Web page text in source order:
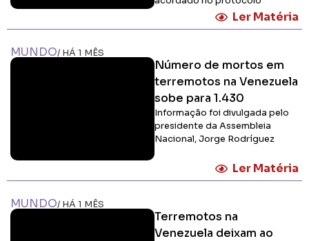
Ler Matéria
MUNDO/ HÁ 1 MÊS
Número de mortos em
terremotos na Venezuela
sobe para 1.430
Informação foi divulgada pelo
presidente da Assembleia
Nacional, Jorge Rodríguez
Ler Matéria
MUNDO/ HÁ 1 MÊS
Terremotos na
Venezuela deixam ao